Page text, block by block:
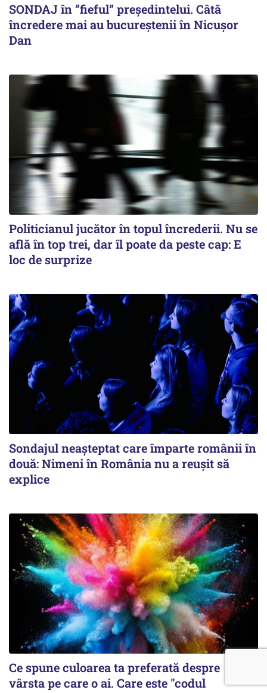
SONDAJ în ”fieful” președintelui. Câtă
încredere mai au bucureștenii în Nicușor
Dan
Politicianul jucător în topul încrederii. Nu se
află în top trei, dar îl poate da peste cap: E
loc de surprize
Sondajul neașteptat care împarte românii în
două: Nimeni în România nu a reușit să
explice
Ce spune culoarea ta preferată despre
vârsta pe care o ai. Care este "codul